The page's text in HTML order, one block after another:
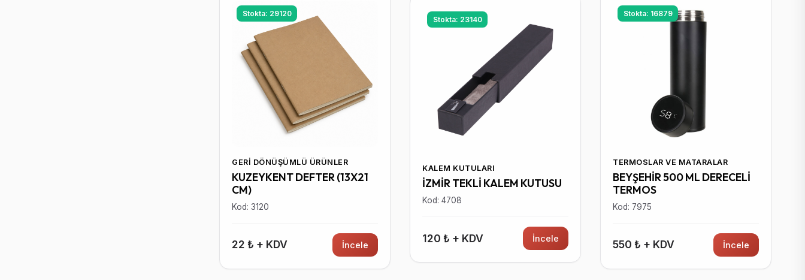
Stokta: 29120
GERI DÖNÜŞÜMLÜ ÜRÜNLER
KUZEYKENT DEFTER (13X21
CM)
Kod: 3120
22 ₺ + KDV İncele
Stokta: 23140
KALEM KUTULARI
İZMİR TEKLİ KALEM KUTUSU
Kod: 4708
120 ₺ + KDV İncele
Stokta: 16879
TERMOSLAR VE MATARALAR
BEYŞEHİR 500 ML DERECELİ
TERMOS
Kod: 7975
550 ₺ + KDV İncele